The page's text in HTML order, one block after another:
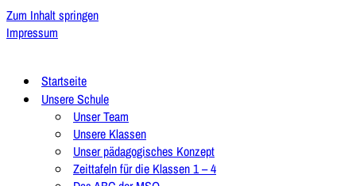
Zum Inhalt springen
Impressum
Startseite
Unsere Schule
Unser Team
Unsere Klassen
Unser pädagogisches Konzept
Zeittafeln für die Klassen 1 – 4